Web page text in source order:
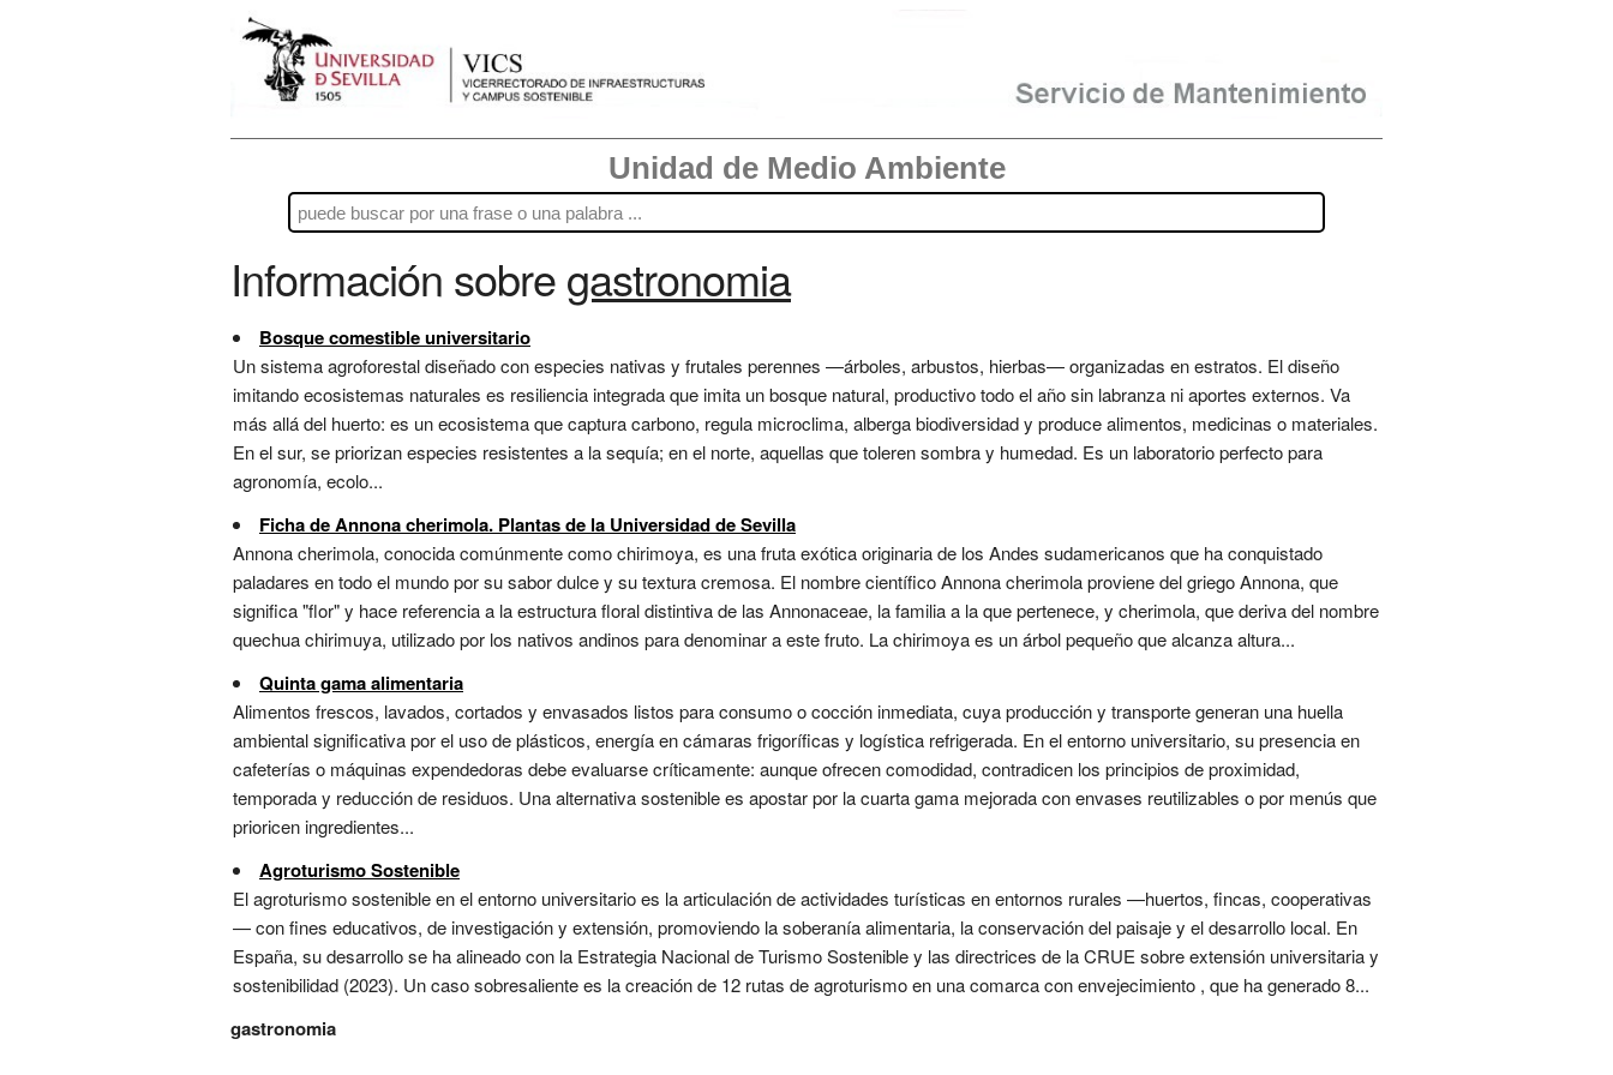
Unidad de Medio Ambiente
Información sobregastronomia
Bosque comestible universitario
Un sistema agroforestal diseñado con especies nativas y frutales perennes —árboles, arbustos, hierbas— organizadas en estratos. El diseño
imitando ecosistemas naturales es resiliencia integrada que imita un bosque natural, productivo todo el año sin labranza ni aportes externos. Va
más allá del huerto: es un ecosistema que captura carbono, regula microclima, alberga biodiversidad y produce alimentos, medicinas o materiales.
En el sur, se priorizan especies resistentes a la sequía; en el norte, aquellas que toleren sombra y humedad. Es un laboratorio perfecto para
agronomía, ecolo...
Ficha de Annona cherimola. Plantas de la Universidad de Sevilla
Annona cherimola, conocida comúnmente como chirimoya, es una fruta exótica originaria de los Andes sudamericanos que ha conquistado
paladares en todo el mundo por su sabor dulce y su textura cremosa. El nombre científico Annona cherimola proviene del griego Annona, que
significa "flor" y hace referencia a la estructura floral distintiva de las Annonaceae, la familia a la que pertenece, y cherimola, que deriva del nombre
quechua chirimuya, utilizado por los nativos andinos para denominar a este fruto. La chirimoya es un árbol pequeño que alcanza altura...
Quinta gama alimentaria
Alimentos frescos, lavados, cortados y envasados listos para consumo o cocción inmediata, cuya producción y transporte generan una huella
ambiental significativa por el uso de plásticos, energía en cámaras frigoríficas y logística refrigerada. En el entorno universitario, su presencia en
cafeterías o máquinas expendedoras debe evaluarse críticamente: aunque ofrecen comodidad, contradicen los principios de proximidad,
temporada y reducción de residuos. Una alternativa sostenible es apostar por la cuarta gama mejorada con envases reutilizables o por menús que
prioricen ingredientes...
Agroturismo Sostenible
El agroturismo sostenible en el entorno universitario es la articulación de actividades turísticas en entornos rurales —huertos, fincas, cooperativas
— con fines educativos, de investigación y extensión, promoviendo la soberanía alimentaria, la conservación del paisaje y el desarrollo local. En
España, su desarrollo se ha alineado con la Estrategia Nacional de Turismo Sostenible y las directrices de la CRUE sobre extensión universitaria y
sostenibilidad (2023). Un caso sobresaliente es la creación de 12 rutas de agroturismo en una comarca con envejecimiento , que ha generado 8...
gastronomia